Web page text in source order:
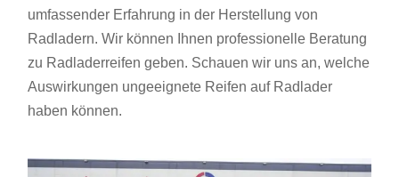
umfassender Erfahrung in der Herstellung von
Radladern. Wir können Ihnen professionelle Beratung
zu Radladerreifen geben. Schauen wir uns an, welche
Auswirkungen ungeeignete Reifen auf Radlader
haben können.